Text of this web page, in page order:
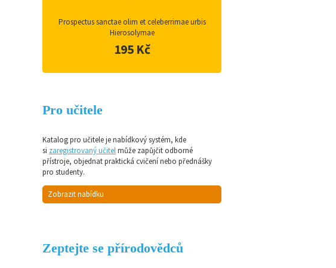
Prospectus sanctae olim et celeberrimae urbis
Hierosolymae
195 Kč
Pro učitele
Katalog pro učitele je nabídkový systém, kde
si zaregistrovaný učitelmůže zapůjčit odborné
přístroje, objednat praktická cvičení nebo přednášky
pro studenty.
Zobrazit nabídku
Zeptejte se přírodovědců